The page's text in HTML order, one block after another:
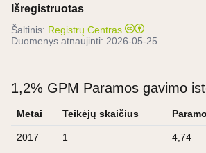
Išregistruotas
Šaltinis: Registrų Centras
Duomenys atnaujinti: 2026-05-25
1,2% GPM Paramos gavimo
Metai Teikėjų skaičius
2017 1 4,74